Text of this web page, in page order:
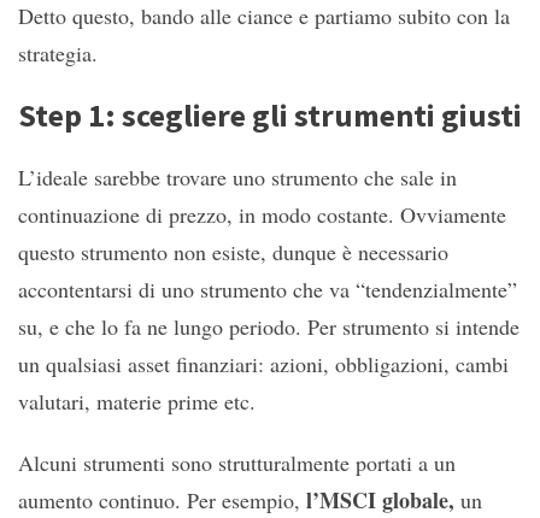
Detto questo, bando alle ciance e partiamo subito con la
strategia.
Step 1: scegliere gli strumenti giusti
L’ideale sarebbe trovare uno strumento che sale in
continuazione di prezzo, in modo costante. Ovviamente
questo strumento non esiste, dunque è necessario
accontentarsi di uno strumento che va “tendenzialmente”
su, e che lo fa ne lungo periodo. Per strumento si intende
un qualsiasi asset finanziari: azioni, obbligazioni, cambi
valutari, materie prime etc.
Alcuni strumenti sono strutturalmente portati a un
aumento continuo. Per esempio, l’MSCI globale, un